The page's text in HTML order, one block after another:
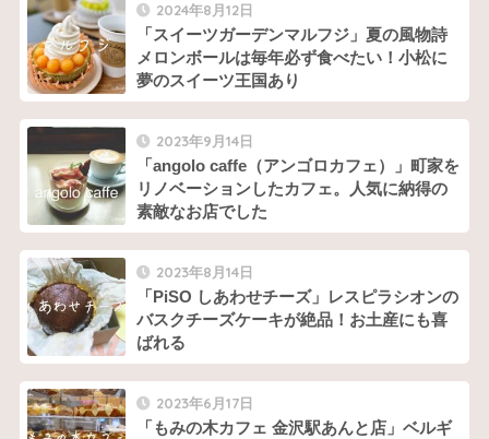
2024年8月12日
「スイーツガーデンマルフジ」夏の風物詩
メロンボールは毎年必ず食べたい！小松に
夢のスイーツ王国あり
2023年9月14日
「angolo caffe（アンゴロカフェ）」町家を
リノベーションしたカフェ。人気に納得の
素敵なお店でした
2023年8月14日
「PiSO しあわせチーズ」レスピラシオンの
バスクチーズケーキが絶品！お土産にも喜
ばれる
2023年6月17日
「もみの木カフェ 金沢駅あんと店」ベルギ